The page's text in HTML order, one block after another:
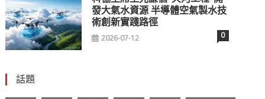
發大氣水資源 半導體空氣製水技
術創新實踐路徑
2026-07-12 0
話題